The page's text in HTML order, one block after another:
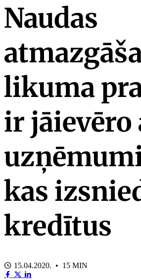
Naudas
likuma
ir jāievēro
kas
kredītus
15.04.2020. • 15 MIN